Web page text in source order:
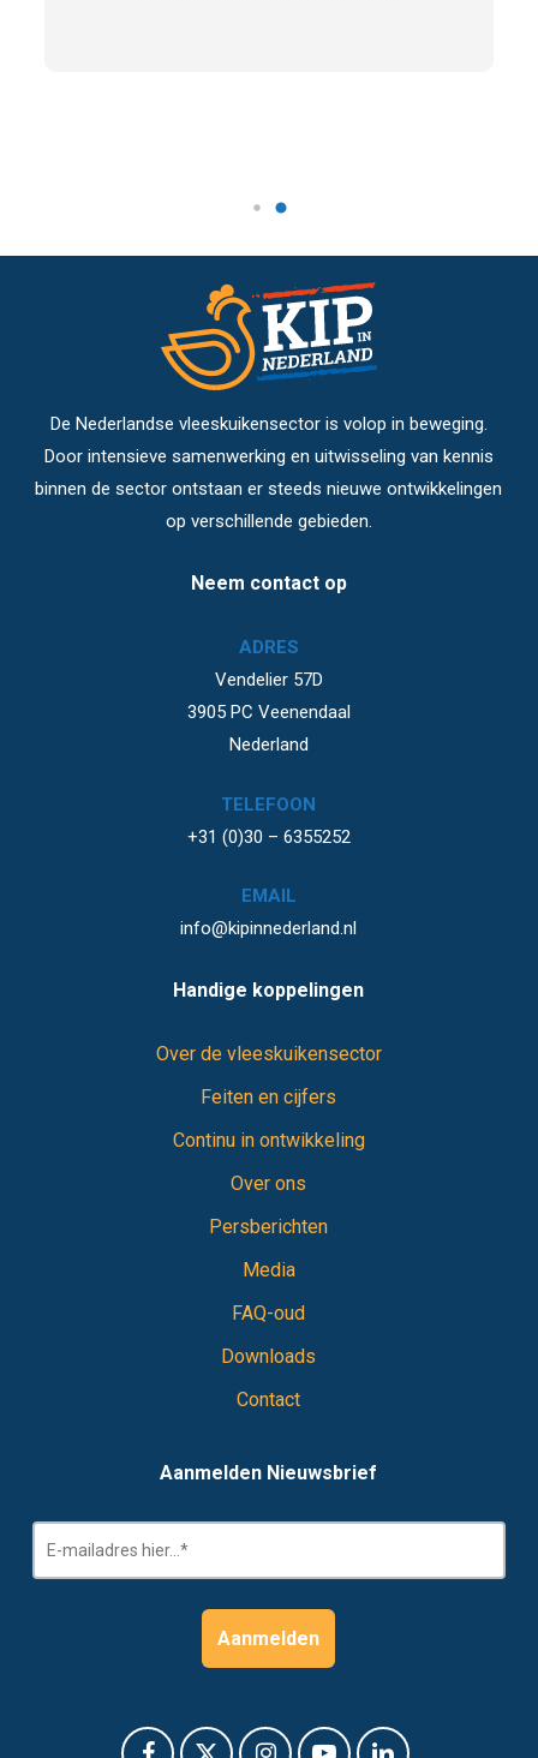
De Nederlandse vleeskuikensector is volop in beweging.
Door intensieve samenwerking en uitwisseling van kennis
binnen de sector ontstaan er steeds nieuwe ontwikkelingen
op verschillende gebieden.
Neem contact op
ADRES
Vendelier 57D
3905 PC Veenendaal
Nederland
TELEFOON
+31 (0)30 – 6355252
EMAIL
info@kipinnederland.nl
Handige koppelingen
Over de vleeskuikensector
Feiten en cijfers
Continu in ontwikkeling
Over ons
Persberichten
Media
FAQ-oud
Downloads
Contact
Aanmelden Nieuwsbrief